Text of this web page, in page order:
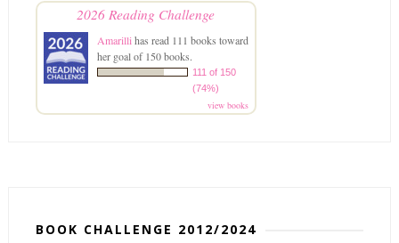
2026 Reading Challenge
Amarillihas read 111 books toward
her goal of 150 books.
111 of 150
(74%)
view books
BOOK CHALLENGE 2012/2024